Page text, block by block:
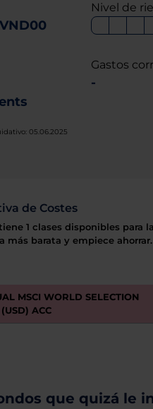
Nivel de
Gastos
-
05.06.2025
de Costes
1 clases disponibles para
más barata y empiece ahorrar.
MSCI WORLD SELECTION
ACC
que quizá le